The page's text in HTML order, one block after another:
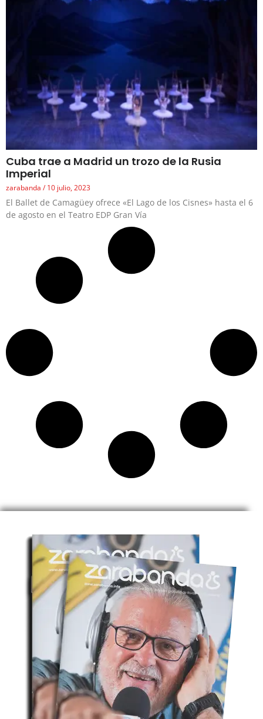
Cuba trae a Madrid un trozo de la Rusia
Imperial
zarabanda 10 julio, 2023
El Ballet de Camagüey ofrece «El Lago de los Cisnes» hasta el 6
de agosto en el Teatro EDP Gran Vía